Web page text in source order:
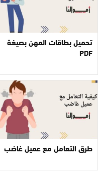
تحميل بطاقات المهن بصيغة
PDF
طرق التعامل مع عميل غاضب